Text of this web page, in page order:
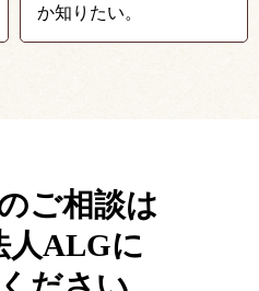
か知りたい。
ご相談は
人ALGに